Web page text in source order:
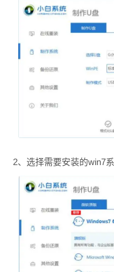
2、选择需要安装的win7